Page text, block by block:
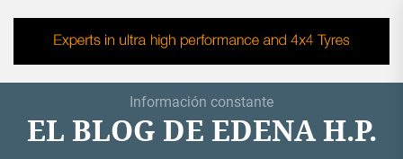
the
Información constante
EL BLOG DE EDENA H.P.